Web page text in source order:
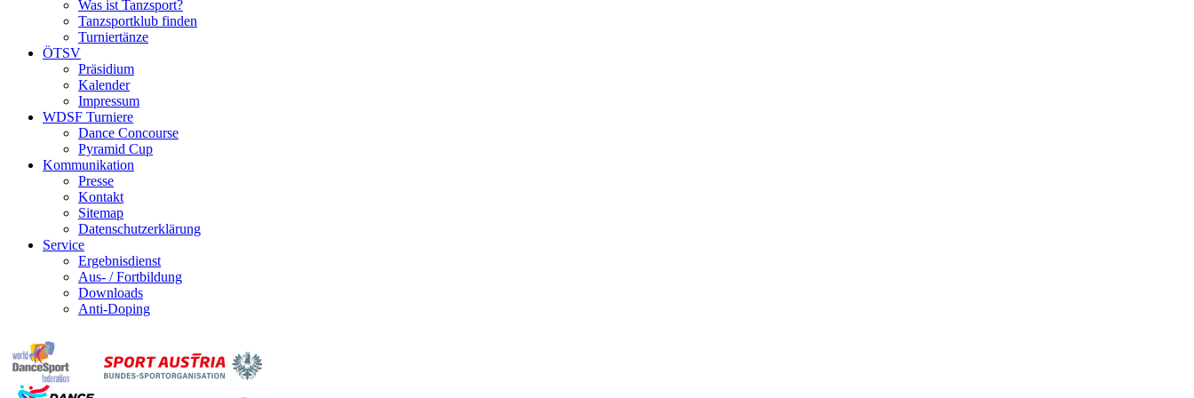
Was ist Tanzsport?
Tanzsportklub finden
Turniertänze
ÖTSV
Präsidium
Kalender
Impressum
WDSF Turniere
Dance Concourse
Pyramid Cup
Kommunikation
Presse
Kontakt
Sitemap
Datenschutzerklärung
Service
Ergebnisdienst
Aus- / Fortbildung
Downloads
Anti-Doping